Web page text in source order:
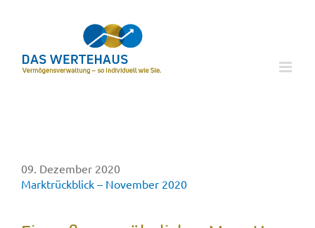
09. Dezember 2020
Marktrückblick – November 2020